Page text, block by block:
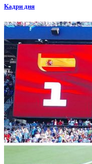
Кадри дня